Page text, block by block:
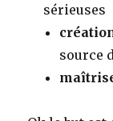
sérieuses
source